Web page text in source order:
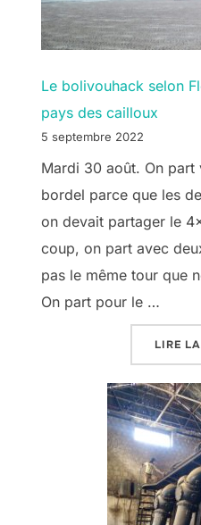
Le bolivouhack selon
pays des cailloux
5 septembre 2022
Mardi 30 août. On part
bordel parce que les
on devait partager le
coup, on part avec
pas le même tour que
On part pour le …
LIRE